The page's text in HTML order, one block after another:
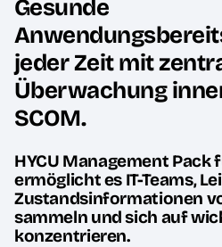
Gesunde
jeder Zeit mit
Überwachung
SCOM.
HYCU Management Pack
ermöglicht es IT-Teams,
Zustandsinformationen
sammeln und sich auf
konzentrieren.